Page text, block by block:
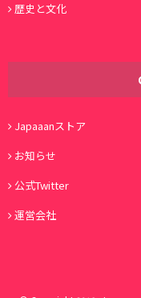
歴史と文化
Japaaanストア
お知らせ
公式Twitter
運営会社